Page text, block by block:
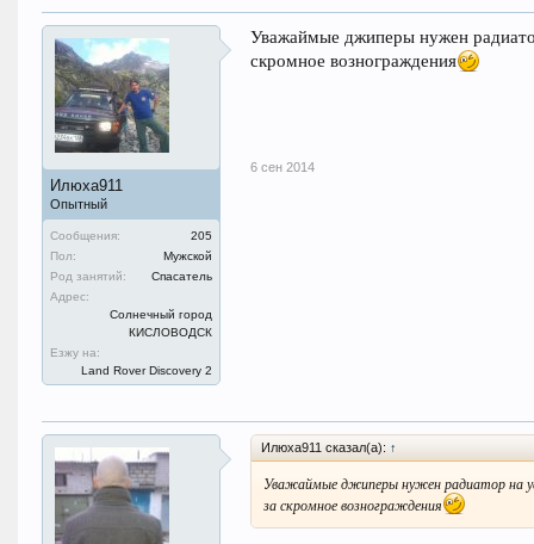
Илюха911
Опытный
Сообщения:
205
Пол:
Мужской
Род занятий:
Спасатель
Адрес:
Солнечный город
КИСЛОВОДСК
Езжу на:
Land Rover Discovery 2
Уважаймые джиперы нужен
скромное вознограждения
6 сен 2014
Илюха911 сказал(а): ↑
Уважаймые джиперы нужен радиатор на
за скромное вознограждения